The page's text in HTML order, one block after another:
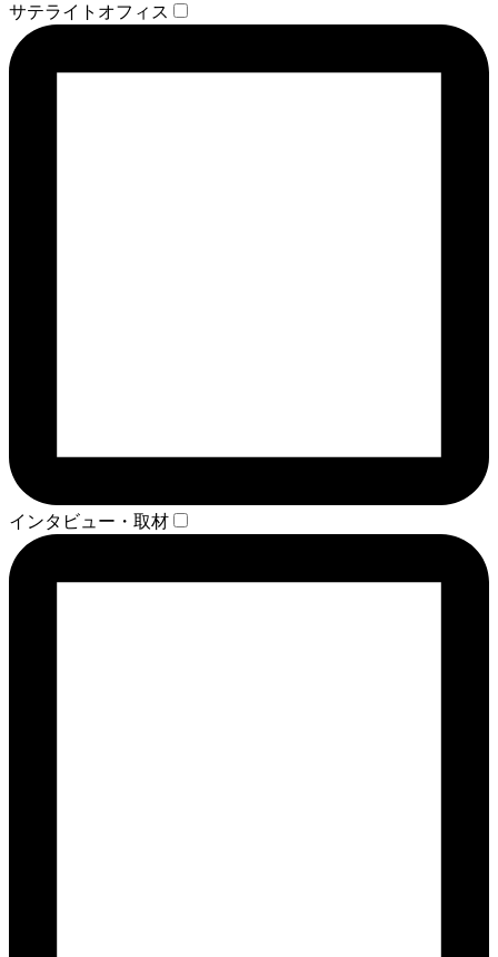
サテライトオフィス
インタビュー・取材